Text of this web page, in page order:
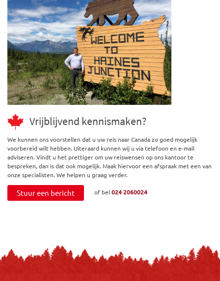
Vrijblijvend kennismaken?
We kunnen ons voorstellen dat u uw reis naar Canada zo goed mogelijk
voorbereid wilt hebben. Uiteraard kunnen wij u via telefoon en e-mail
adviseren. Vindt u het prettiger om uw reiswensen op ons kantoor te
bespreken, dan is dat ook mogelijk. Maak hiervoor een afspraak met een van
onze specialisten. We helpen u graag verder.
Stuur een bericht of bel024 2060024